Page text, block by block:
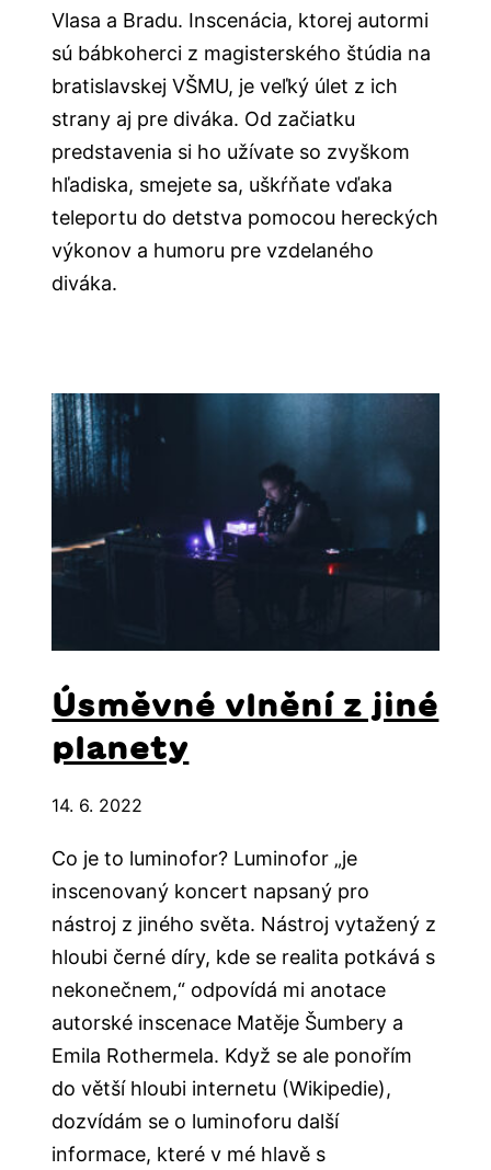
Vlasa a Bradu. Inscenácia, ktorej autormi
sú bábkoherci z magisterského štúdia na
bratislavskej VŠMU, je veľký úlet z ich
strany aj pre diváka. Od začiatku
predstavenia si ho užívate so zvyškom
hľadiska, smejete sa, uškŕňate vďaka
teleportu do detstva pomocou hereckých
výkonov a humoru pre vzdelaného
diváka.
Úsměvné vlnění z jiné
planety
14. 6. 2022
Co je to luminofor? Luminofor „je
inscenovaný koncert napsaný pro
nástroj z jiného světa. Nástroj vytažený z
hloubi černé díry, kde se realita potkává s
nekonečnem,“ odpovídá mi anotace
autorské inscenace Matěje Šumbery a
Emila Rothermela. Když se ale ponořím
do větší hloubi internetu (Wikipedie),
dozvídám se o luminoforu další
informace, které v mé hlavě s